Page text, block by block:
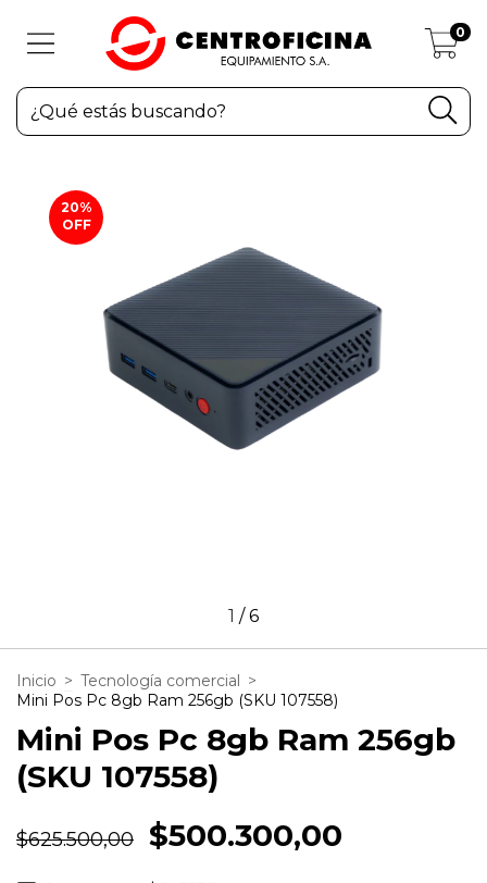
0
20%
OFF
1 /6
Inicio > Tecnología comercial >
Mini Pos Pc 8gb Ram 256gb (SKU 107558)
Mini Pos Pc 8gb Ram 256gb
(SKU 107558)
$625.500,00 $500.300,00